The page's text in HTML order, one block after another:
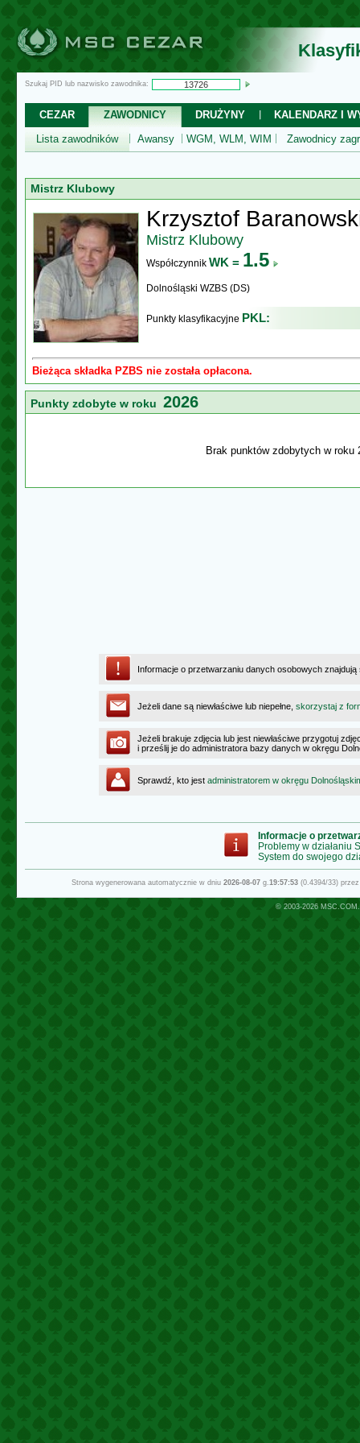
Szukaj PID lub nazwisko zawodnika:
CEZAR ZAWODNICY DRUŻYNY
KALENDARZ I
Lista zawodników
Awansy WGM, WLM, WIM Zawodnicy
Mistrz Klubowy
Krzysztof
Mistrz Klubowy
Współczynnik WK = 1.5
Dolnośląski WZBS (DS)
Punkty klasyfikacyjne PKL:
Bieżąca składka PZBS nie została opłacona.
Punkty zdobyte w roku 2026
Brak punktów zdobytych w roku
Informacje o przetwarzaniu danych osobowych
Jeżeli dane są niewłaściwe lub niepełne, skorzystaj z
Jeżeli brakuje zdjęcia lub jest niewłaściwe przygotuj
i prześlij je do administratora bazy danych w okręgu
Sprawdź, kto jest administratorem w okręgu
Informacje o
Problemy w działaniu
System do swojego
Strona wygenerowana automatycznie w dniu 2026-08-07g.19:57:53(0.4394/33)
© 2003-2026